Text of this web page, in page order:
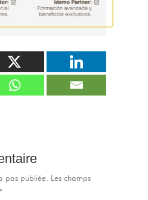
pas publiée. Les champs
*